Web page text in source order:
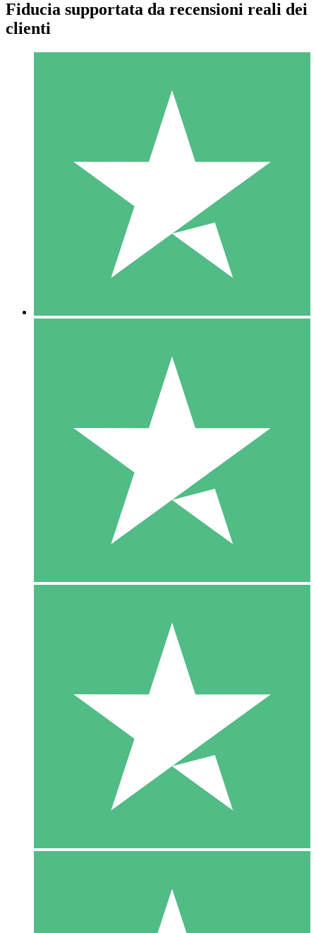
Pacchetti di Crediti Individuali
Paga a consumo con crediti di download. Nessun impegno
1 Download
10
US$1500
10 Download
20
Fiducia supportata da recensioni reali dei
clienti